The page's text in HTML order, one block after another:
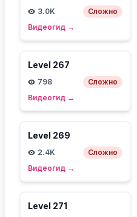
3.0K
Сложно
Видеогид →
Level 267
798
Сложно
Видеогид →
Level 269
2.4K
Сложно
Видеогид →
Level 271